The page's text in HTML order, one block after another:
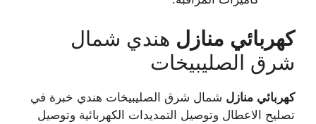
كهربائي منازل هندي شمال
شرق الصليبيخات
كهربائي منازل شمال شرق الصليبيخات هندي خبرة في
تصليح الاعطال وتوصيل التمديدات الكهربائية وتوصيل